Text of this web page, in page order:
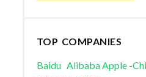
TOP COMPANIES
Baidu AlibabaApple-